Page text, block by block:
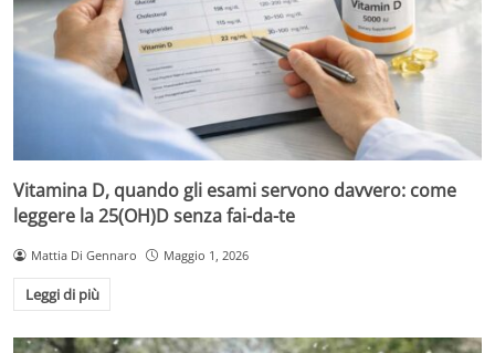
Vitamina D, quando gli esami servono davvero: come
leggere la 25(OH)D senza fai-da-te
Mattia Di Gennaro Maggio 1, 2026
Leggi di più